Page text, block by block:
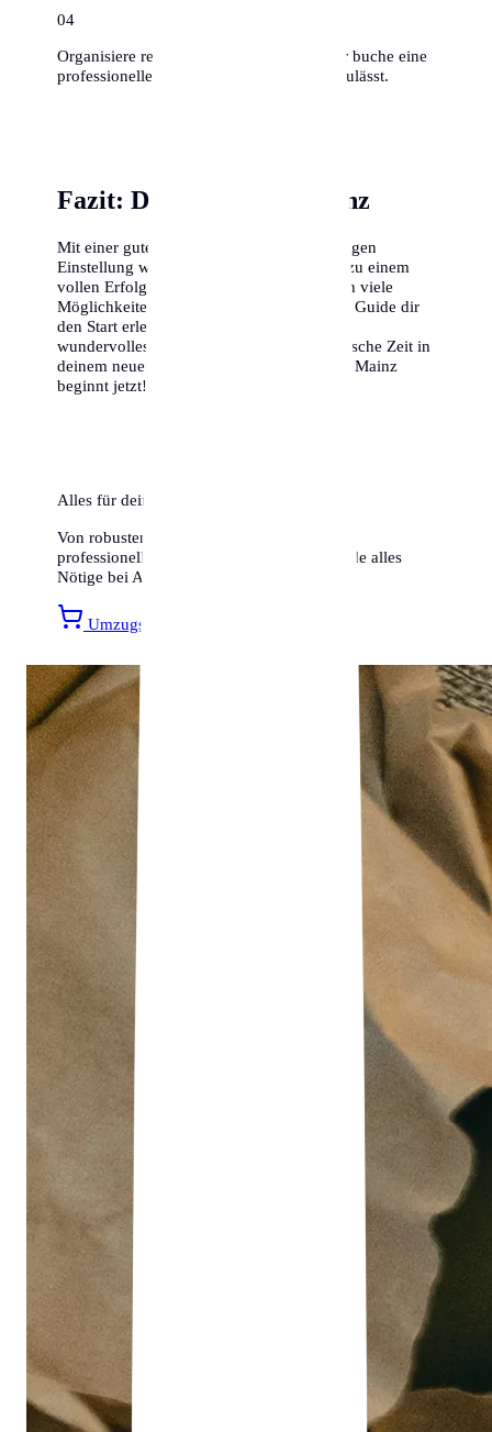
04
Organisiere rechtzeitig Umzugshelfer oder buche eine
professionelle Firma, falls das Budget es zulässt.
Fazit: Dein Erfolg in Mainz
Mit einer guten Vorbereitung und der richtigen
Einstellung wird dein Umzug nach Mainz zu einem
vollen Erfolg. Die Stadt bietet dir unendlich viele
Möglichkeiten, und wir hoffen, dass dieser Guide dir
den Start erleichtert. Wir wünschen dir ein
wundervolles Ankommen und eine fantastische Zeit in
deinem neuen Zuhause. Dein Abenteuer in Mainz
beginnt jetzt!
Alles für deinen Umzug
Von robusten Umzugskartons bis hin zu
professionellen Transportsicherungen – finde alles
Nötige bei Amazon.
Umzugsmaterial entdecken »